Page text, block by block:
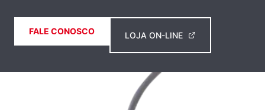
FALE CONOSCO LOJA ON-LINE